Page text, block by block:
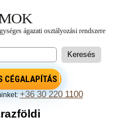
CÉGALAPÍTÁS
+36 30 220 1100